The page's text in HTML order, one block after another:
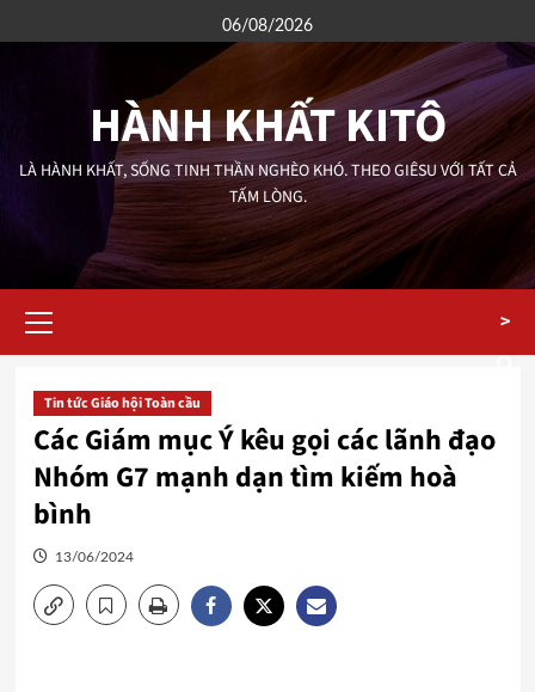
to
06/08/2026
HÀNH KHẤT KITÔ
LÀ HÀNH KHẤT, SỐNG TINH THẦN NGHÈO KHÓ. THEO GIÊSU VỚI TẤT CẢ
TẤM LÒNG.
Menu
>
Tin tức Giáo hội Toàn cầu
Các Giám mục Ý kêu gọi các lãnh đạo
Nhóm G7 mạnh dạn tìm kiếm hoà
bình
13/06/2024